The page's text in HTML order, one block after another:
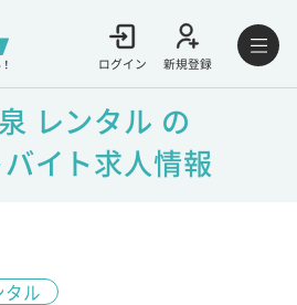
ログイン 新規登録
レンタル の
イト求人情報
タル